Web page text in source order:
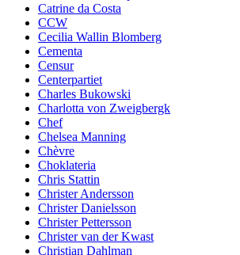
Catrine da Costa
CCW
Cecilia Wallin Blomberg
Cementa
Censur
Centerpartiet
Charles Bukowski
Charlotta von Zweigbergk
Chef
Chelsea Manning
Chèvre
Choklateria
Chris Stattin
Christer Andersson
Christer Danielsson
Christer Pettersson
Christer van der Kwast
Christian Dahlman